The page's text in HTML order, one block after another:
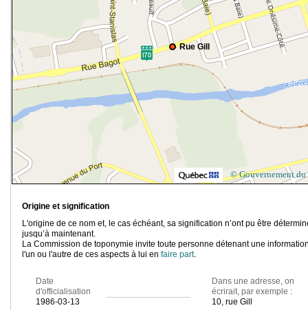
Rue Gill
© Gouvernement du
Origine et signification
L'origine de ce nom et, le cas échéant, sa signification n’ont pu être
jusqu’à maintenant.
La Commission de toponymie invite toute personne détenant une
l'un ou l'autre de ces aspects à lui en faire part.
Date
d'officialisation
1986-03-13
Dans une adresse, on
écrirait, par exemple :
10, rue Gill